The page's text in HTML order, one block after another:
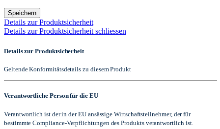
Speichern
Details zur Produktsicherheit
Details zur Produktsicherheit schliessen
Details zur Produktsicherheit
Geltende Konformitätsdetails zu diesem Produkt
Verantwortliche Person für die EU
Verantwortlich ist der in der EU ansässige Wirtschaftsteilnehmer, der für
bestimmte Compliance-Verpflichtungen des Produkts verantwortlich ist.